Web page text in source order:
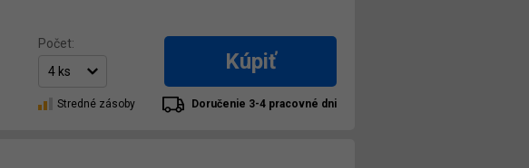
Počet:
Kúpiť
Stredné zásoby Doručenie 3-4 pracovné dni